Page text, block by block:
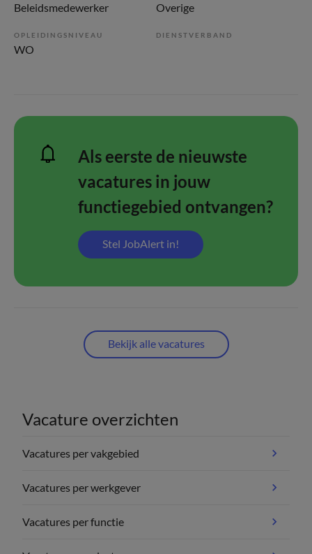
Beleidsmedewerker Overige
OPLEIDINGSNIVEAU
WO
DIENSTVERBAND
Als eerste de nieuwste
vacatures in jouw
functiegebied ontvangen?
Stel JobAlert in!
Bekijk alle vacatures
Vacature overzichten
Vacatures per vakgebied
Vacatures per werkgever
Vacatures per functie